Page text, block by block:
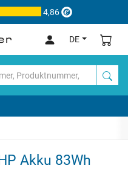
4,86
DE
Akku 83Wh